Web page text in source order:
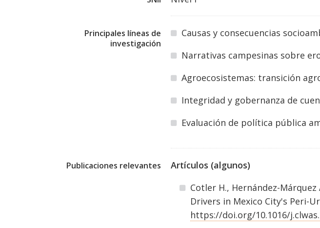
Principales líneas de
investigación
Causas y consecuencias
Narrativas campesinas sobre
Agroecosistemas: transición
Integridad y gobernanza de
Evaluación de política pública
Publicaciones relevantes
Artículos (algunos)
Cotler H., Hernández-Márquez
Drivers in Mexico City's Peri-
https://doi.org/10.1016/